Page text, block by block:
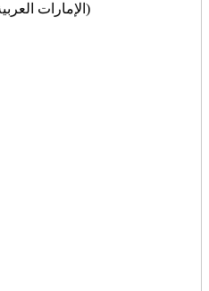
United Arab Emirates (الإمارات العربية المتحدة)